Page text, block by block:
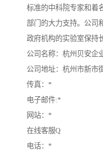
标准的中科院专家和着
部门的大力支持。公司
政府机构的实验室保持
公司名称：杭州贝安企
公司地址：杭州市新市
传真：*
电子邮件:*
网站：*
在线客服Q
电话：*